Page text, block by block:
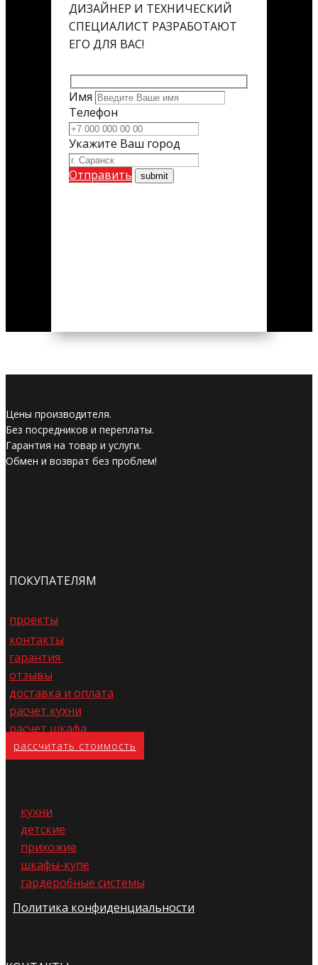
ДИЗАЙНЕР И ТЕХНИЧЕСКИЙ
СПЕЦИАЛИСТ РАЗРАБОТАЮТ
ЕГО ДЛЯ ВАС!
Имя
Телефон
Укажите Ваш город
Отправить
Цены производителя.
Без посредников и переплаты.
Гарантия на товар и услуги.
Обмен и возврат без проблем!
ПОКУПАТЕЛЯМ
проекты
контакты
гарантия
отзывы
доставка и оплата
расчет кухни
расчет шкафа
расс​читать стоимость
кухни
детские
прихожие
шкафы-купе
гардеробные системы
Политика конфиденциальности